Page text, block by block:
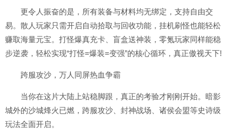
更令人振奋的是，所有装备与材料均无绑定，支持自由交
易。散人玩家只需开启自动拾取与回收功能，挂机刷怪也能轻松
赚取海量元宝。打怪爆真充卡、盲盒送神装，零氪玩家同样能稳
步逆袭，轻松实现“打怪=爆装=变强”的核心循环，真正傲视天下!
跨服攻沙，万人同屏热血争霸
当你在这片大陆上站稳脚跟，真正的考验才刚刚开始。暗影
城外的沙城烽火已燃，跨服攻沙、封神战场、诸侯会盟等史诗级
玩法全面开启。